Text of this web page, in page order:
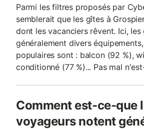
Parmi les filtres proposés par
semblerait que les gîtes à
dont les vacanciers rêvent. Ici, les
généralement divers
populaires sont : balcon (92 %),
conditionné (77 %)... Pas mal
Comment est-ce-que
voyageurs notent